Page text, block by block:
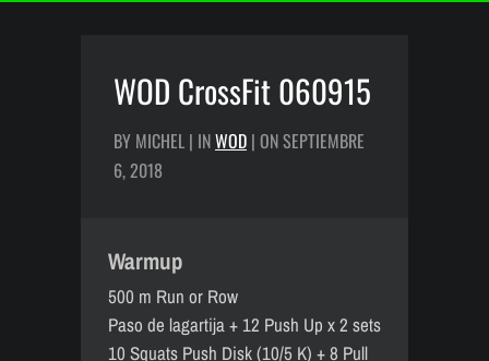
WOD CrossFit 060915
BY MICHEL | INWOD | ON SEPTIEMBRE
6, 2018
Warmup
500 m Run or Row
Paso de lagartija + 12 Push Up x 2 sets
10 Squats Push Disk (10/5 K) + 8 Pull